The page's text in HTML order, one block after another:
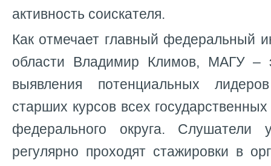
активность соискателя.
Как отмечает главный федеральный
области Владимир Климов, МАГУ –
выявления потенциальных
старших курсов всех
федерального округа. Слушатели
регулярно проходят стажировки в